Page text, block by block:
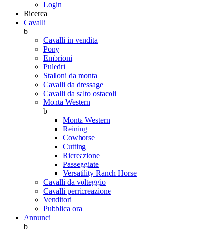
Login
Ricerca
Cavalli
b
Cavalli in vendita
Pony
Embrioni
Puledri
Stalloni da monta
Cavalli da dressage
Cavalli da salto ostacoli
Monta Western
b
Monta Western
Reining
Cowhorse
Cutting
Ricreazione
Passeggiate
Versatility Ranch Horse
Cavalli da volteggio
Cavalli perricreazione
Venditori
Pubblica ora
Annunci
b